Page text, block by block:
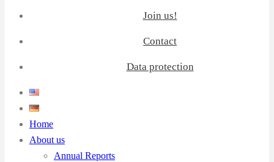
Join us!
Contact
Data protection
Home
About us
Annual Reports